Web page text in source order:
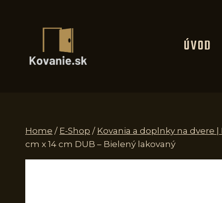
ÚVOD
Home / E-Shop / Kovania a doplnky na dvere
cm x 14 cm DUB – Bielený lakovaný